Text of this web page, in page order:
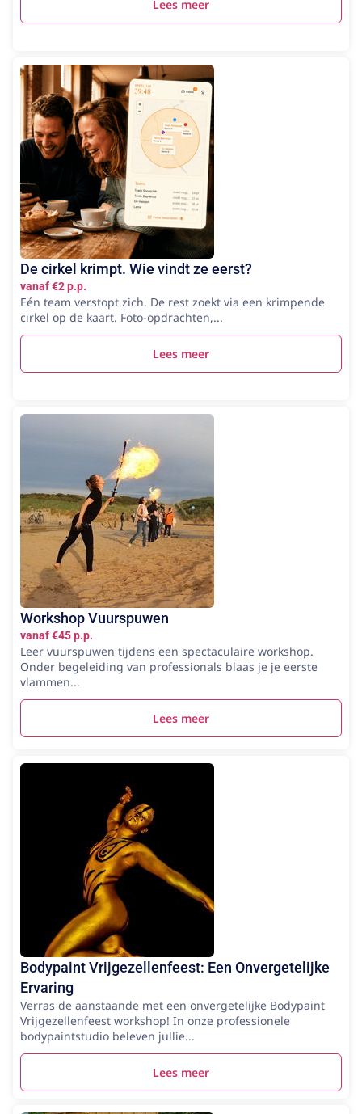
Lees meer
De cirkel krimpt. Wie vindt ze eerst?
vanaf €2 p.p.
Eén team verstopt zich. De rest zoekt via een krimpende
cirkel op de kaart. Foto-opdrachten,...
Lees meer
Workshop Vuurspuwen
vanaf €45 p.p.
Leer vuurspuwen tijdens een spectaculaire workshop.
Onder begeleiding van professionals blaas je je eerste
vlammen...
Lees meer
Bodypaint Vrijgezellenfeest: Een Onvergetelijke
Ervaring
Verras de aanstaande met een onvergetelijke Bodypaint
Vrijgezellenfeest workshop! In onze professionele
bodypaintstudio beleven jullie...
Lees meer